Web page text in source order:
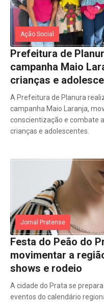
Ação Social
Prefeitura de
campanha Maio
crianças e
A Prefeitura de Planura
campanha Maio Laranja,
conscientização e combate
crianças e adolescentes.
Jornal Pratense
Festa do Peão do
movimentar a
shows e rodeio
A cidade do Prata se
eventos do calendário